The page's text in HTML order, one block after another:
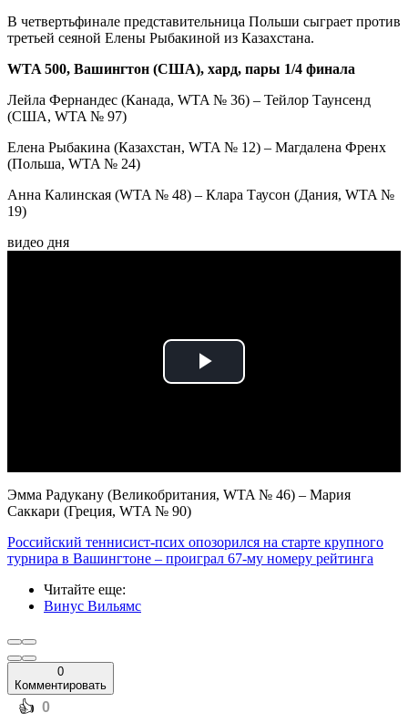
В четвертьфинале представительница Польши сыграет против
третьей сеяной Елены Рыбакиной из Казахстана.
WTA 500, Вашингтон (США), хард, пары 1/4 финала
Лейла Фернандес (Канада, WTA № 36) – Тейлор Таунсенд
(США, WTA № 97)
Елена Рыбакина (Казахстан, WTA № 12) – Магдалена Френх
(Польша, WTA № 24)
Анна Калинская (WTA № 48) – Клара Таусон (Дания, WTA №
19)
видео дня
Play
Эмма Радукану (Великобритания, WTA № 46) – Мария
Саккари (Греция, WTA № 90)
Российский теннисист-псих опозорился на старте крупного
турнира в Вашингтоне – проиграл 67-му номеру рейтинга
Читайте еще:
Винус Вильямс
0
Комментировать
️👍 0